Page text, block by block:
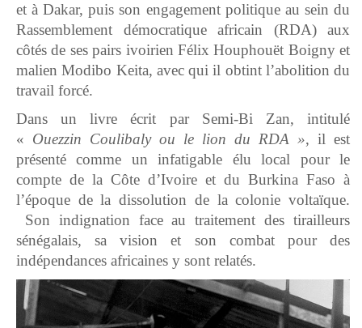
et à Dakar, puis son engagement politique au sein du
Rassemblement démocratique africain (RDA) aux
côtés de ses pairs ivoirien Félix Houphouët Boigny et
malien Modibo Keita, avec qui il obtint l’abolition du
travail forcé.
Dans un livre écrit par Semi-Bi Zan, intitulé
« Ouezzin Coulibaly ou le lion du RDA », il est
présenté comme un infatigable élu local pour le
compte de la Côte d’Ivoire et du Burkina Faso à
l’époque de la dissolution de la colonie voltaïque.
Son indignation face au traitement des tirailleurs
sénégalais, sa vision et son combat pour des
indépendances africaines y sont relatés.